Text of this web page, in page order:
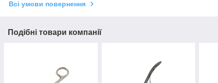
Всі умови повернення
Подібні товари компанії